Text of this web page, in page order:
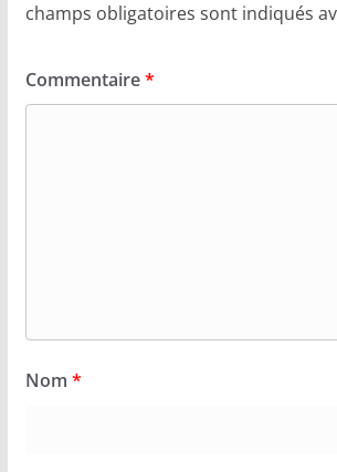
champs obligatoires sont indiqués
Commentaire*
Nom *